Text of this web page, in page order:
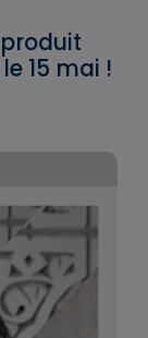
15 mai !